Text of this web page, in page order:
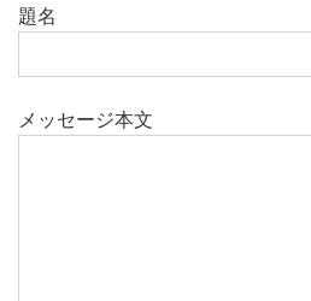
題名
メッセージ本文